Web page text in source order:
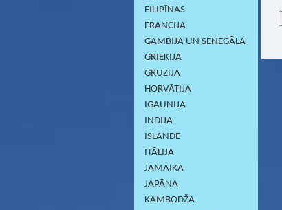
FILIPĪNAS
FRANCIJA
GAMBIJA UN SENEGĀLA
GRIEĶIJA
GRUZIJA
HORVĀTIJA
IGAUNIJA
INDIJA
ISLANDE
ITĀLIJA
JAMAIKA
JAPĀNA
KAMBODŽA